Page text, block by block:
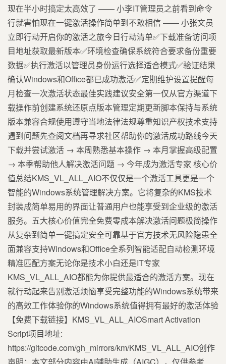
现在半小时搞定太高效了 —— 小李IT管理员之前看到命令
行就害怕现在一键激活操作简单到不敢相信 —— 小张文员
立即行动开启你的激活之旅今日行动清单✅下载准备访问项
目地址获取最新版本✅环境检查确保系统符合要求备份重要
数据✅执行激活以管理员身份运行选择适合模式✅验证结果
确认Windows和Office都已成功激活✅定期维护设置提醒每
月检查一次激活状态最佳实践建议安全第一仅从官方渠道下
载操作前创建系统还原点版本管理定期更新脚本保持与系统
版本兼容合规使用遵守当地法律法规尊重知识产权技术支持
遇到问题先查阅文档再寻求社区帮助你的激活成功路线今天
下载并尝试激活 → 本周熟悉基本操作 → 本月掌握高级配置
→ 本季帮助他人解决激活问题 → 今年成为激活专家 核心价
值总结KMS_VL_ALL_AIO不仅仅是一个激活工具更是一个
智能的Windows系统管理解决方案。它将复杂的KMS技术
封装成简单易用的界面让普通用户也能享受到企业级的激活
服务。五大核心价值完全免费零成本解决激活问题极简操作
从复杂到简单一键搞定安全可靠基于官方技术无风险隐患全
面兼容支持Windows和Office全系列智能适配自动检测环境
精准匹配方案无论你是技术小白还是IT专家
KMS_VL_ALL_AIO都能为你提供最适合的激活方案。现在
就行动起来告别激活烦恼享受完整功能的Windows系统带来
的高效工作体验你的Windows系统值得拥有最好的激活体验
【免费下载链接】KMS_VL_ALL_AIOSmart Activation
Script项目地址:
https://gitcode.com/gh_mirrors/km/KMS_VL_ALL_AIO创作